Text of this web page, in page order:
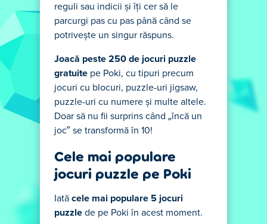
reguli sau indicii și îți cer să le
parcurgi pas cu pas până când se
potrivește un singur răspuns.
Joacă peste 250 de jocuri puzzle
gratuite pe Poki, cu tipuri precum
jocuri cu blocuri, puzzle-uri jigsaw,
puzzle-uri cu numere și multe altele.
Doar să nu fii surprins când „încă un
joc” se transformă în 10!
Cele mai populare
jocuri puzzle pe Poki
Iată cele mai populare 5 jocuri
puzzle de pe Poki în acest moment.